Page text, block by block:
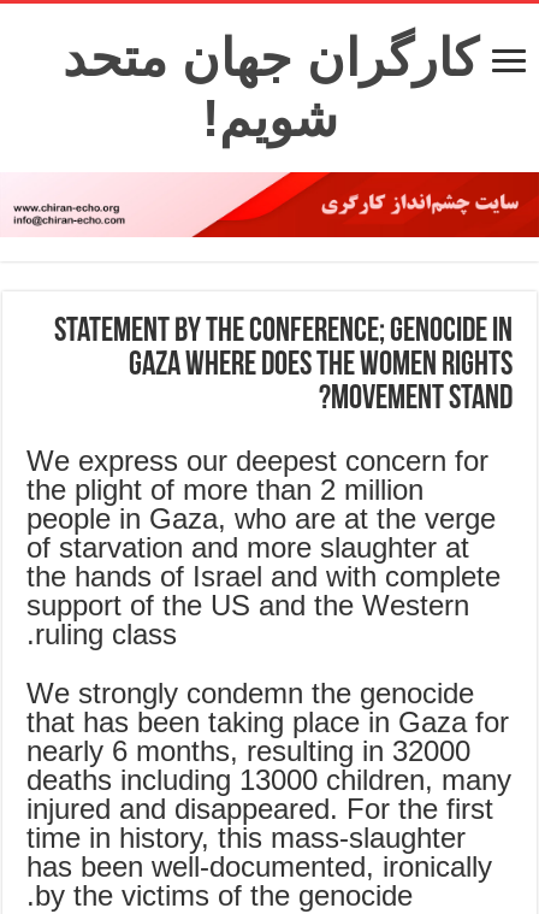
کارگران جهان متحد
شویم!
Statement by the conference; Genocide in
Gaza where does the Women rights
movement stand?
We express our deepest concern for
the plight of more than 2 million
people in Gaza, who are at the verge
of starvation and more slaughter at
the hands of Israel and with complete
support of the US and the Western
ruling class.
We strongly condemn the genocide
that has been taking place in Gaza for
nearly 6 months, resulting in 32000
deaths including 13000 children, many
injured and disappeared. For the first
time in history, this mass-slaughter
has been well-documented, ironically
by the victims of the genocide.